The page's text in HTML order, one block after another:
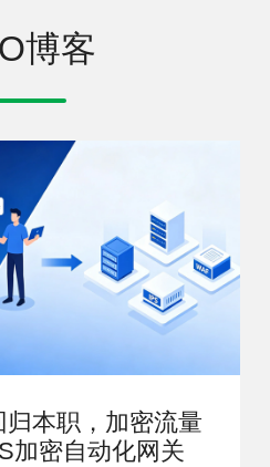
博客
本职，加密流量
加密自动化网关